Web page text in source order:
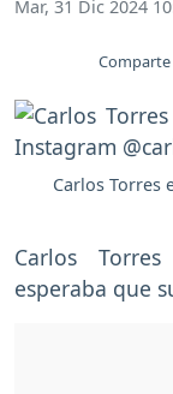
Mar, 31 Dic 2024
Comparte
Carlos Torres
Carlos
esperaba que